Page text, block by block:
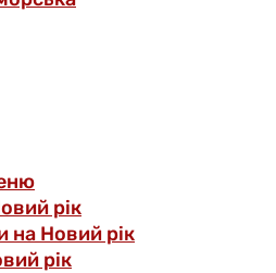
рік
на Новий рік
рік